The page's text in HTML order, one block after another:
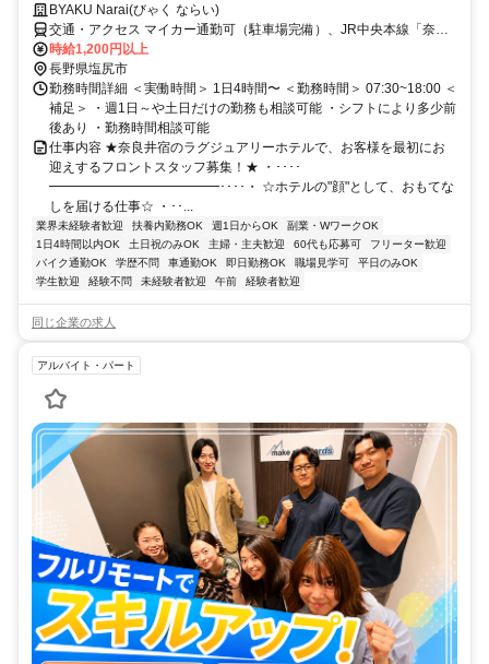
BYAKU Narai(びゃく ならい)
交通・アクセス マイカー通勤可（駐車場完備）、JR中央本線「奈良
井駅」より徒歩5分
時給1,200円以上
長野県塩尻市
勤務時間詳細 ＜実働時間＞ 1日4時間〜 ＜勤務時間＞ 07:30~18:00 ＜
補足＞ ・週1日～や土日だけの勤務も相談可能 ・シフトにより多少前
後あり ・勤務時間相談可能
仕事内容 ★奈良井宿のラグジュアリーホテルで、お客様を最初にお
迎えするフロントスタッフ募集！★ ・････
━━━━━━━━━━━━━････・ ☆ホテルの"顔"として、おもてな
しを届ける仕事☆ ・･･...
業界未経験者歓迎 扶養内勤務OK 週1日からOK
副業・WワークOK
1日4時間以内OK
土日祝のみOK 主婦・主夫歓迎 60代も応募可
フリーター歓迎
バイク通勤OK
学歴不問 車通勤OK 即日勤務OK 職場見学可
平日のみOK
学生歓迎
経験不問 未経験者歓迎 午前 経験者歓迎
同じ企業の求人
アルバイト・パート